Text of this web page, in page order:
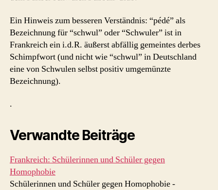
Ein Hinweis zum besseren Verständnis: “pédé” als
Bezeichnung für “schwul” oder “Schwuler” ist in
Frankreich ein i.d.R. äußerst abfällig gemeintes derbes
Schimpfwort (und nicht wie “schwul” in Deutschland
eine von Schwulen selbst positiv umgemünzte
Bezeichnung).
.
Verwandte Beiträge
Frankreich: Schülerinnen und Schüler gegen
Homophobie
Schülerinnen und Schüler gegen Homophobie -